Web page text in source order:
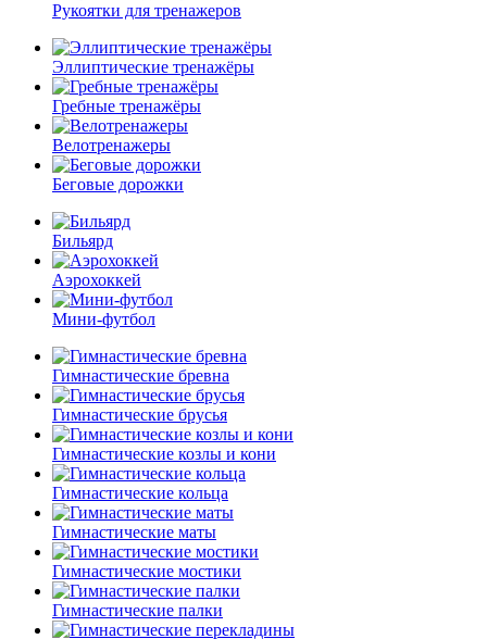
Рукоятки для тренажеров
Эллиптические тренажёры
Гребные тренажёры
Велотренажеры
Беговые дорожки
Бильярд
Аэрохоккей
Мини-футбол
Гимнастические бревна
Гимнастические брусья
Гимнастические козлы и кони
Гимнастические кольца
Гимнастические маты
Гимнастические мостики
Гимнастические палки